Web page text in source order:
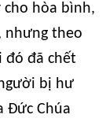
hòa bình,
nhưng theo
đó đã chết
bị hư
Đức Chúa